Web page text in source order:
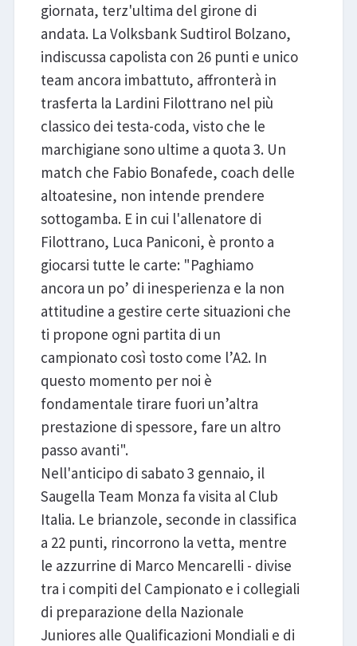
giornata, terz'ultima del girone di
andata. La Volksbank Sudtirol Bolzano,
indiscussa capolista con 26 punti e unico
team ancora imbattuto, affronterà in
trasferta la Lardini Filottrano nel più
classico dei testa-coda, visto che le
marchigiane sono ultime a quota 3. Un
match che Fabio Bonafede, coach delle
altoatesine, non intende prendere
sottogamba. E in cui l'allenatore di
Filottrano, Luca Paniconi, è pronto a
giocarsi tutte le carte: "Paghiamo
ancora un po’ di inesperienza e la non
attitudine a gestire certe situazioni che
ti propone ogni partita di un
campionato così tosto come l’A2. In
questo momento per noi è
fondamentale tirare fuori un’altra
prestazione di spessore, fare un altro
passo avanti".
Nell'anticipo di sabato 3 gennaio, il
Saugella Team Monza fa visita al Club
Italia. Le brianzole, seconde in classifica
a 22 punti, rincorrono la vetta, mentre
le azzurrine di Marco Mencarelli - divise
tra i compiti del Campionato e i collegiali
di preparazione della Nazionale
Juniores alle Qualificazioni Mondiali e di